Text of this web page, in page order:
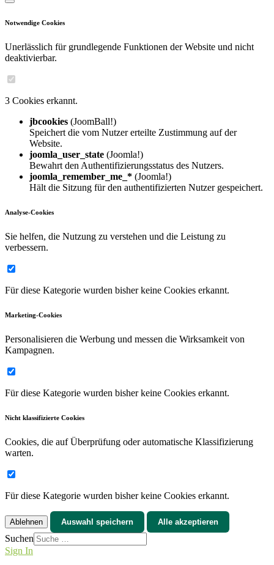
Notwendige Cookies
Unerlässlich für grundlegende Funktionen der Website und nicht
deaktivierbar.
3 Cookies erkannt.
jbcookies (JoomBall!)
Speichert die vom Nutzer erteilte Zustimmung auf der
Website.
joomla_user_state (Joomla!)
Bewahrt den Authentifizierungsstatus des Nutzers.
joomla_remember_me_* (Joomla!)
Hält die Sitzung für den authentifizierten Nutzer gespeichert.
Analyse-Cookies
Sie helfen, die Nutzung zu verstehen und die Leistung zu
verbessern.
Für diese Kategorie wurden bisher keine Cookies erkannt.
Marketing-Cookies
Personalisieren die Werbung und messen die Wirksamkeit von
Kampagnen.
Für diese Kategorie wurden bisher keine Cookies erkannt.
Nicht klassifizierte Cookies
Cookies, die auf Überprüfung oder automatische Klassifizierung
warten.
Für diese Kategorie wurden bisher keine Cookies erkannt.
Ablehnen Auswahl speichern Alle akzeptieren
Suchen
Sign In